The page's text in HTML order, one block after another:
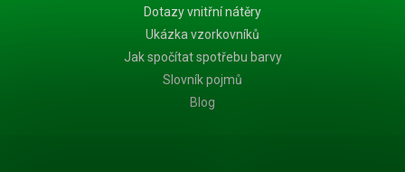
Dotazy vnitřní nátěry
Ukázka vzorkovníků
Jak spočítat spotřebu barvy
Slovník pojmů
Blog